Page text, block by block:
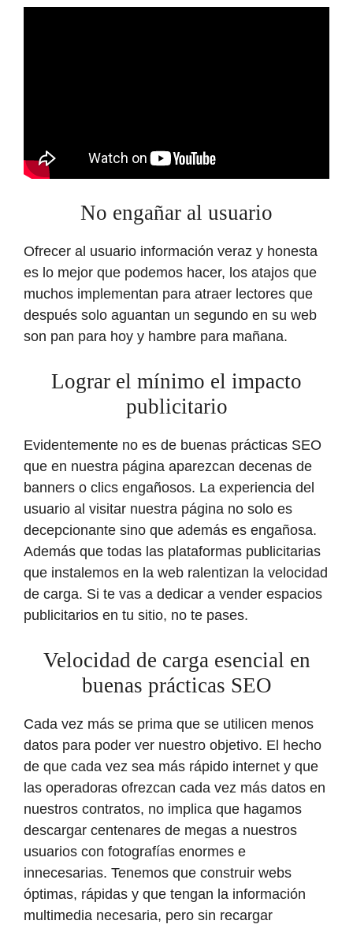
No engañar al usuario
Ofrecer al usuario información veraz y honesta
es lo mejor que podemos hacer, los atajos que
muchos implementan para atraer lectores que
después solo aguantan un segundo en su web
son pan para hoy y hambre para mañana.
Lograr el mínimo el impacto
publicitario
Evidentemente no es de buenas prácticas SEO
que en nuestra página aparezcan decenas de
banners o clics engañosos. La experiencia del
usuario al visitar nuestra página no solo es
decepcionante sino que además es engañosa.
Además que todas las plataformas publicitarias
que instalemos en la web ralentizan la velocidad
de carga. Si te vas a dedicar a vender espacios
publicitarios en tu sitio, no te pases.
Velocidad de carga esencial en
buenas prácticas SEO
Cada vez más se prima que se utilicen menos
datos para poder ver nuestro objetivo. El hecho
de que cada vez sea más rápido internet y que
las operadoras ofrezcan cada vez más datos en
nuestros contratos, no implica que hagamos
descargar centenares de megas a nuestros
usuarios con fotografías enormes e
innecesarias. Tenemos que construir webs
óptimas, rápidas y que tengan la información
multimedia necesaria, pero sin recargar